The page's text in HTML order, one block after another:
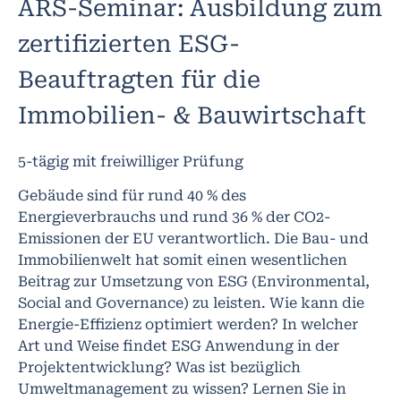
ARS-Seminar: Ausbildung zum
zertifizierten ESG-
Beauftragten für die
Immobilien- & Bauwirtschaft
5-tägig mit freiwilliger Prüfung
Gebäude sind für rund 40 % des
Energieverbrauchs und rund 36 % der CO2-
Emissionen der EU verantwortlich. Die Bau- und
Immobilienwelt hat somit einen wesentlichen
Beitrag zur Umsetzung von ESG (Environmental,
Social and Governance) zu leisten. Wie kann die
Energie-Effizienz optimiert werden? In welcher
Art und Weise findet ESG Anwendung in der
Projektentwicklung? Was ist bezüglich
Umweltmanagement zu wissen? Lernen Sie in